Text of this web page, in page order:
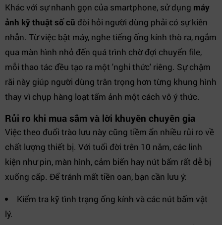
Khác với sự nhanh gọn của smartphone, sử dụng máy
ảnh kỹ thuật số cũ đòi hỏi người dùng phải có sự kiên
nhẫn. Từ việc bật máy, nghe tiếng ống kính thò ra, ngắm
qua màn hình nhỏ đến quá trình chờ đợi chuyển file,
mỗi thao tác đều tạo ra một 'nghi thức' riêng. Sự chậm
rãi này giúp người dùng trân trọng hơn từng khung hình
thay vì chụp hàng loạt tấm ảnh một cách vô ý thức.
Rủi ro khi mua sắm và lời khuyên chuyên gia
Việc theo đuổi trào lưu này cũng tiềm ẩn nhiều rủi ro về
chất lượng thiết bị. Với tuổi đời trên 10 năm, các linh
kiện như pin, màn hình, cảm biến hay nút bấm rất dễ bị
xuống cấp. Để tránh mất tiền oan, bạn cần lưu ý:
Kiểm tra kỹ tình trạng ống kính và các nút bấm vật
lý.